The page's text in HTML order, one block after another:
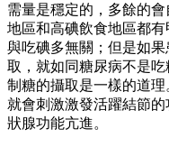
需量是穩定的，多餘的
地區和高碘飲食地區都
與吃碘多無關；但是如
取，就如同糖尿病不是
制糖的攝取是一樣的道理
就會刺激激發活躍結節
狀腺功能亢進。